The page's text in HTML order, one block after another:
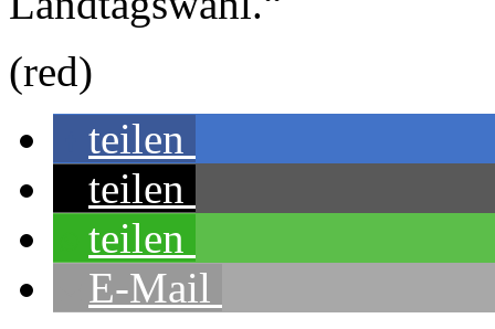
(red)
teilen
teilen
teilen
E-Mail